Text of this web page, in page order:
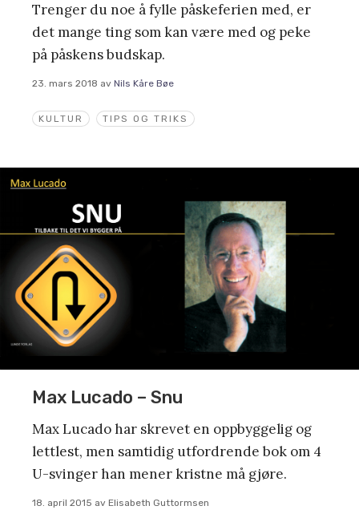
KULTUR TIPS OG TRIKS
Trenger du noe å fylle påskeferien med, er
det mange ting som kan være med og peke
på påskens budskap.
23. mars 2018 av Nils Kåre Bøe
Max Lucado – Snu
Max Lucado har skrevet en oppbyggelig og
lettlest, men samtidig utfordrende bok om 4
U-svinger han mener kristne må gjøre.
18. april 2015 av Elisabeth Guttormsen